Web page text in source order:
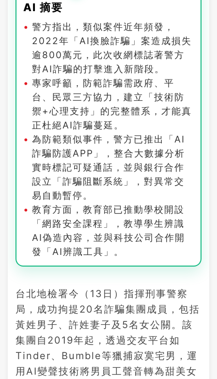
AI 摘要
警方指出，類似案件近年頻發，
2022年「AI換臉詐騙」案造成損失
逾800萬元，此次收網標誌著警方
對AI詐騙的打擊進入新階段。
專家呼籲，防範詐騙需政府、平
台、民眾三方協力，建立「技術防
禦+心理支持」的完整體系，才能真
正杜絕AI詐騙蔓延。
為防範類似事件，警方已推出「AI
詐騙防護APP」，整合大數據分析
實時標記可疑通話，並與銀行合作
設立「詐騙阻斷系統」，對異常交
易自動暫停。
教育方面，教育部已推動學校開設
「網路安全課程」，教導學生辨識
AI偽造內容，並與科技公司合作開
發「AI辨識工具」。
台北地檢署今（13日）指揮刑事警察
局，成功拘提20名詐騙集團成員，包括
黃姓男子、許姓妻子及5名女公關。該
集團自2019年起，透過交友平台如
Tinder、Bumble等獵捕寂寞宅男，運
用AI變聲技術將男員工聲音轉為甜美女